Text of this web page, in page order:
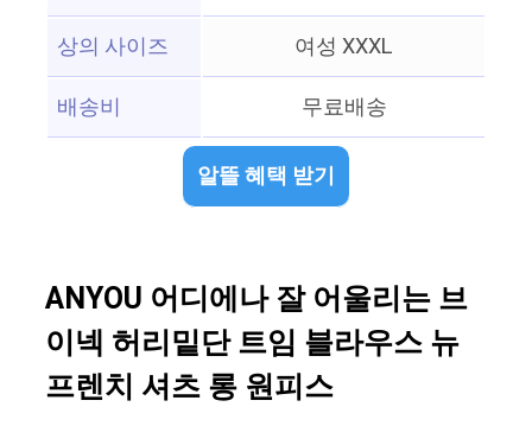
상의 사이즈
여성 XXXL
배송비
무료배송
알뜰 혜택 받기
ANYOU 어디에나 잘 어울리는 브
이넥 허리밑단 트임 블라우스 뉴
프렌치 셔츠 롱 원피스